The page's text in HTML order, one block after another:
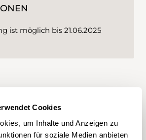
Cookies
um Inhalte und Anzeigen zu
für soziale Medien anbieten
ist möglich bis 21.06.2025
herunterladen